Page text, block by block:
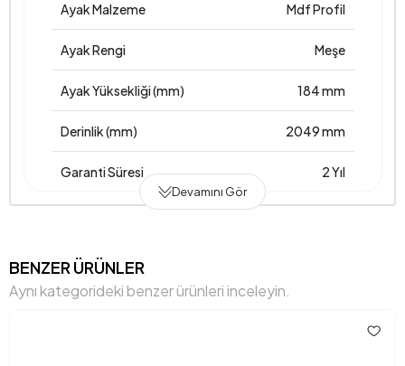
Ayak Malzeme Mdf Profil
Ayak Rengi Meşe
Ayak Yüksekliği (mm) 184 mm
Derinlik (mm) 2049 mm
Garanti Süresi 2 Yıl
Hacim (m3)
Devamını Gör
BENZER ÜRÜNLER
Aynı kategorideki benzer ürünleri inceleyin.